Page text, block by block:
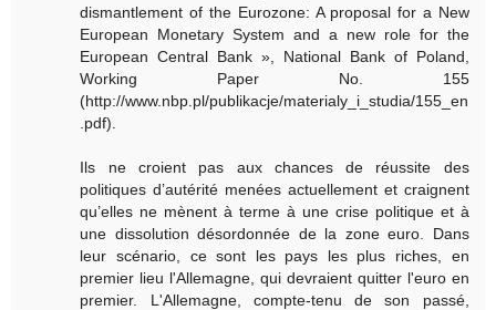
dismantlement of the Eurozone: A proposal for a New
European Monetary System and a new role for the
European Central Bank », National Bank of Poland,
Working Paper No. 155
(http://www.nbp.pl/publikacje/materialy_i_studia/155_en
.pdf).
Ils ne croient pas aux chances de réussite des
politiques d’autérité menées actuellement et craignent
qu’elles ne mènent à terme à une crise politique et à
une dissolution désordonnée de la zone euro. Dans
leur scénario, ce sont les pays les plus riches, en
premier lieu l'Allemagne, qui devraient quitter l'euro en
premier. L'Allemagne, compte-tenu de son passé,